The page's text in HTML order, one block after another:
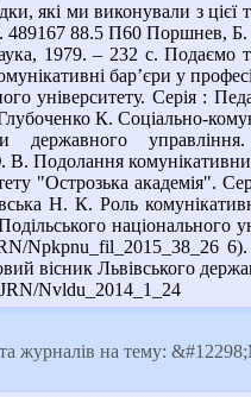
які ми виконували з
1). 489167 88.5 П60
1979. – 232 с. Подаємо
бар’єри у
університету. Серія :
К. Соціально-
державного
Подолання
"Острозька академія".
Н. К. Роль
національного
Npkpnu_fil_2015_38_26
Львівського
Nvldu_2014_1_24
та журналів на тему: